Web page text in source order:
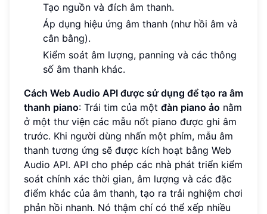
Tạo nguồn và đích âm thanh.
Áp dụng hiệu ứng âm thanh (như hồi âm và
cân bằng).
Kiểm soát âm lượng, panning và các thông
số âm thanh khác.
Cách Web Audio API được sử dụng để tạo ra âm
thanh piano: Trái tim của một đàn piano ảo nằm
ở một thư viện các mẫu nốt piano được ghi âm
trước. Khi người dùng nhấn một phím, mẫu âm
thanh tương ứng sẽ được kích hoạt bằng Web
Audio API. API cho phép các nhà phát triển kiểm
soát chính xác thời gian, âm lượng và các đặc
điểm khác của âm thanh, tạo ra trải nghiệm chơi
phản hồi nhanh. Nó thậm chí có thể xếp nhiều